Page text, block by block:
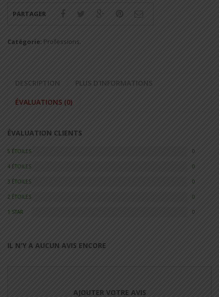
PARTAGER
Catégorie: Professions.
DESCRIPTION PLUS D'INFORMATIONS
ÉVALUATIONS (0)
ÉVALUATION CLIENTS
5 ÉTOILES 0
4 ÉTOILES 0
3 ÉTOILES 0
2 ÉTOILES 0
1 STAR 0
IL N'Y A AUCUN AVIS ENCORE
AJOUTER VOTRE AVIS